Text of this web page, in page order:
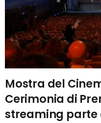
Mostra del
Cerimonia di
streaming parte